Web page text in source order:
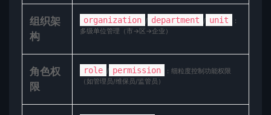
​组织架
构​
organization / department / unit
：
多级单位管理（市→区→企业）
​角色权
限​
role / permission
：细粒度控制功能权限
（如管理员/维保员/监管员）